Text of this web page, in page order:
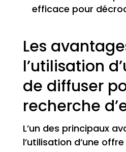
efficace pour
Les
l’utilisation
de diffuser
recherche
L’un des principaux
l’utilisation d’une